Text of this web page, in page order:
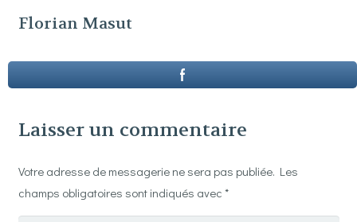
Florian Masut
Laisser un commentaire
Votre adresse de messagerie ne sera pas publiée. Les
champs obligatoires sont indiqués avec *